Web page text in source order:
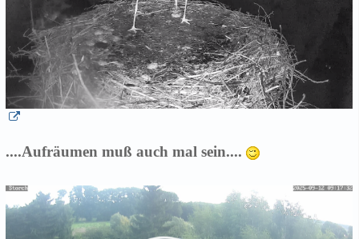
....Aufräumen muß auch mal sein....